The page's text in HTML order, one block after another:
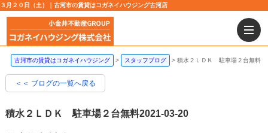
３月２０日（土）｜古河市の賃貸はコガネイハウジング古河店
古河市の賃貸はコガネイハウジング スタッフブログ 積水２ＬＤＫ 駐車場２台無料
＜＜ ブログの一覧へ戻る
積水２ＬＤＫ 駐車場２台無料2021-03-20